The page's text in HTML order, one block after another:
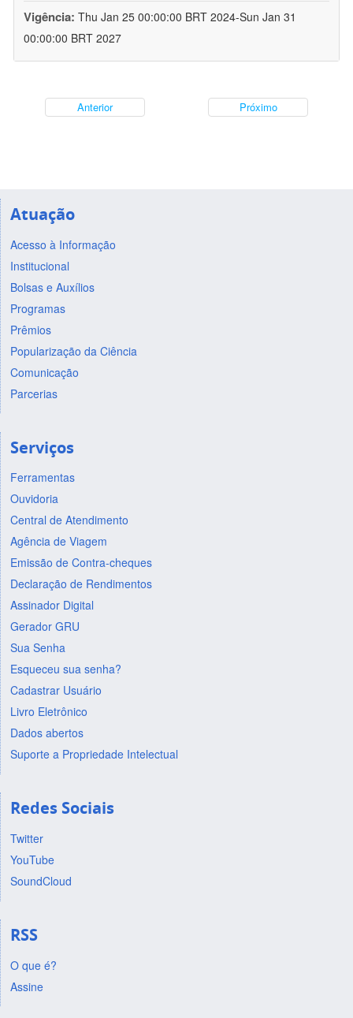
Vigência: Thu Jan 25 00:00:00 BRT 2024-Sun Jan 31
00:00:00 BRT 2027
Anterior Próximo
Atuação
Acesso à Informação
Institucional
Bolsas e Auxílios
Programas
Prêmios
Popularização da Ciência
Comunicação
Parcerias
Serviços
Ferramentas
Ouvidoria
Central de Atendimento
Agência de Viagem
Emissão de Contra-cheques
Declaração de Rendimentos
Assinador Digital
Gerador GRU
Sua Senha
Esqueceu sua senha?
Cadastrar Usuário
Livro Eletrônico
Dados abertos
Suporte a Propriedade Intelectual
Redes Sociais
Twitter
YouTube
SoundCloud
RSS
O que é?
Assine